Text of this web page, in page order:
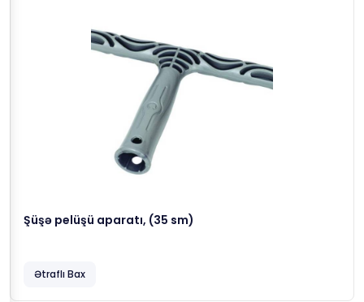
Şüşə pelüşü aparatı, (35 sm)
Ətraflı Bax